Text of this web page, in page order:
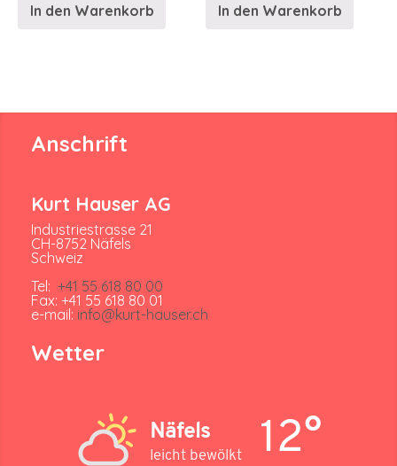
In den Warenkorb In den Warenkorb
Anschrift
Kurt Hauser AG
Industriestrasse 21
CH-8752 Näfels
Schweiz
Tel: +41 55 618 80 00
Fax: +41 55 618 80 01
e-mail: info@kurt-hauser.ch
Wetter
Näfels
leicht bewölkt 12°